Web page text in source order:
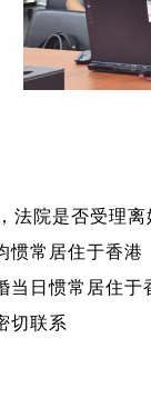
法院是否受理
惯常居住于香港
当日惯常居住于
切联系